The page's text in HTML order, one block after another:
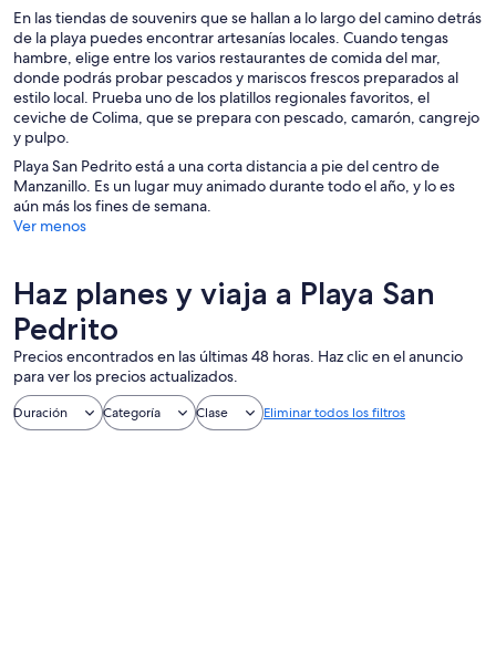
En las tiendas de souvenirs que se hallan a lo largo del camino detrás
de la playa puedes encontrar artesanías locales. Cuando tengas
hambre, elige entre los varios restaurantes de comida del mar,
donde podrás probar pescados y mariscos frescos preparados al
estilo local. Prueba uno de los platillos regionales favoritos, el
ceviche de Colima, que se prepara con pescado, camarón, cangrejo
y pulpo.
Playa San Pedrito está a una corta distancia a pie del centro de
Manzanillo. Es un lugar muy animado durante todo el año, y lo es
aún más los fines de semana.
Ver menos
Haz planes y viaja a Playa San
Pedrito
Precios encontrados en las últimas 48 horas. Haz clic en el anuncio
para ver los precios actualizados.
Duración Categoría Clase Eliminar todos los filtros